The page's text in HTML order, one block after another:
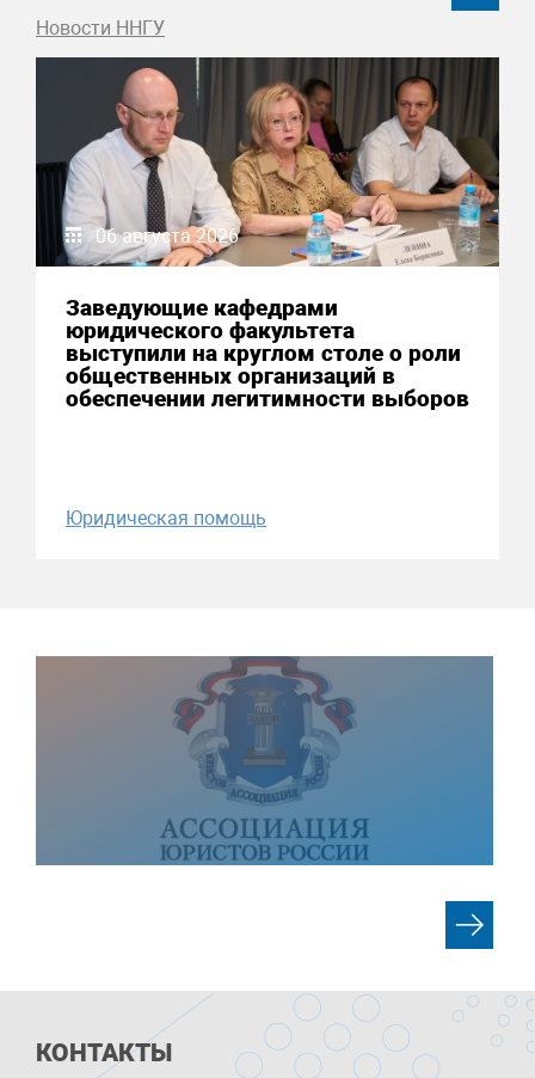
Новости ННГУ
06 августа 2026
Заведующие кафедрами
юридического факультета
выступили на круглом столе о роли
общественных организаций в
обеспечении легитимности выборов
Юридическая помощь
КОНТАКТЫ